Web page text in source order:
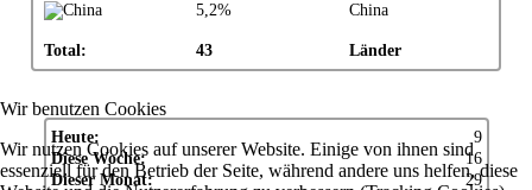
5,2%
China
Total: 43 Länder
Heute:
9
Diese Woche:
16
Dieser Monat:
29
Wir benutzen Cookies
Wir nutzen Cookies auf unserer Website. Einige von ihnen sind
essenziell für den Betrieb der Seite, während andere uns helfen, diese